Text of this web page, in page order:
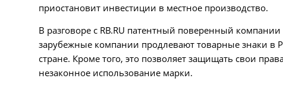
приостановит инвестиции в местное производство.
В разговоре с RB.RU патентный поверенный
зарубежные компании продлевают товарные знаки в
стране. Кроме того, это позволяет защищать свои
незаконное использование марки.